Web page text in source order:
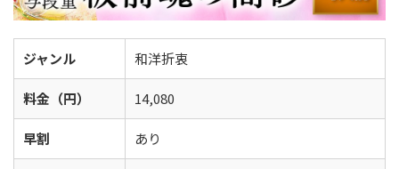
ジャンル 和洋折衷
料金（円） 14,080
早割 あり